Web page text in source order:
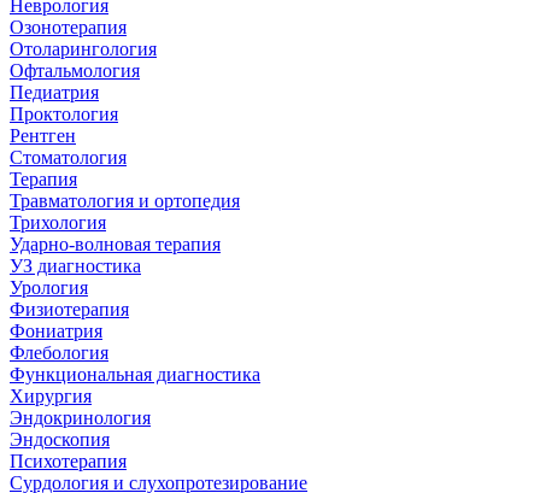
Неврология
Озонотерапия
Отоларингология
Офтальмология
Педиатрия
Проктология
Рентген
Стоматология
Терапия
Травматология и ортопедия
Трихология
Ударно-волновая терапия
УЗ диагностика
Урология
Физиотерапия
Фониатрия
Флебология
Функциональная диагностика
Хирургия
Эндокринология
Эндоскопия
Психотерапия
Сурдология и слухопротезирование